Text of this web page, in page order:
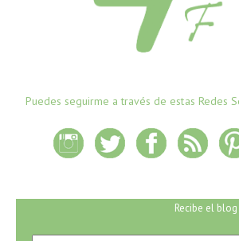
Puedes seguirme a través de estas Redes
Recibe el